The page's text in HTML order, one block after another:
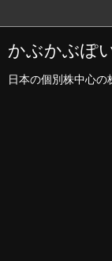
かぶかぶぽ
日本の個別株中心の